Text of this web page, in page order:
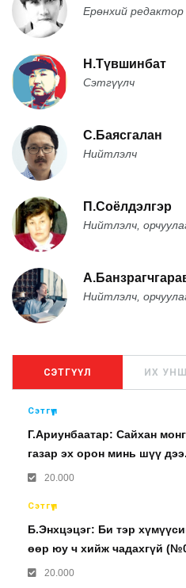
Ерөнхий редактор
Н.Түвшинбат
Сэтгүүлч
С.Баясгалан
Нийтлэлч
П.Соёлдэлгэр
Нийтлэлч,
Нийтлэлч,
СЭТГҮҮЛ ИХ
Сэтгүүл
Г.Ариунбаатар: Сайхан
газар эх орон минь шүү
20.000
Сэтгүүл
Б.Энхцэцэг: Би тэр
өөр юу ч хийж чадахгүй
20.000